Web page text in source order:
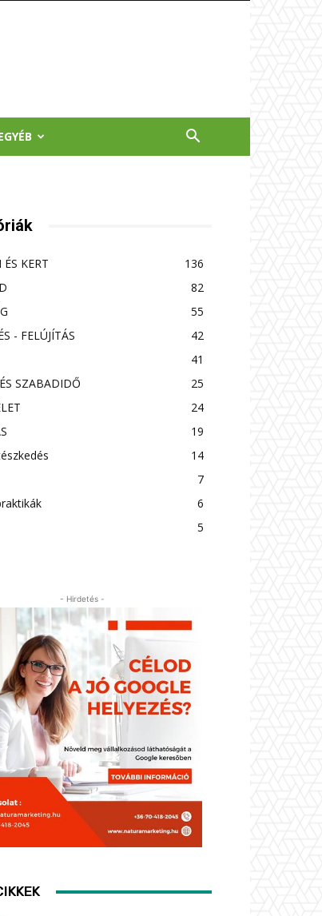
KERT
136
82
55
- FELÚJÍTÁS
42
41
SZABADIDŐ
25
24
19
14
7
6
5
- Hirdetés -